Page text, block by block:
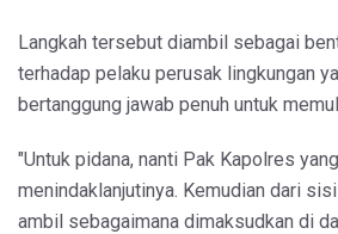
Langkah tersebut diambil sebagai
terhadap pelaku perusak lingkungan
bertanggung jawab penuh untuk
"Untuk pidana, nanti Pak Kapolres
menindaklanjutinya. Kemudian dari
ambil sebagaimana dimaksudkan di